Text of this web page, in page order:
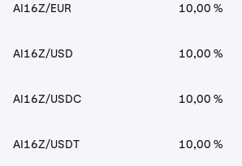
AI16Z/EUR 10,00 %
AI16Z/USD 10,00 %
AI16Z/USDC 10,00 %
AI16Z/USDT 10,00 %